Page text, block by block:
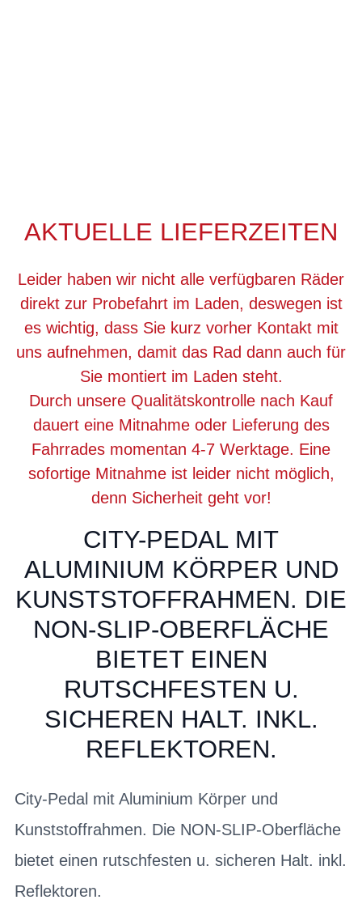
AKTUELLE LIEFERZEITEN
Leider haben wir nicht alle verfügbaren Räder
direkt zur Probefahrt im Laden, deswegen ist
es wichtig, dass Sie kurz vorher Kontakt mit
uns aufnehmen, damit das Rad dann auch für
Sie montiert im Laden steht.
Durch unsere Qualitätskontrolle nach Kauf
dauert eine Mitnahme oder Lieferung des
Fahrrades momentan 4-7 Werktage. Eine
sofortige Mitnahme ist leider nicht möglich,
denn Sicherheit geht vor!
CITY-PEDAL MIT
ALUMINIUM KÖRPER UND
KUNSTSTOFFRAHMEN. DIE
NON-SLIP-OBERFLÄCHE
BIETET EINEN
RUTSCHFESTEN U.
SICHEREN HALT. INKL.
REFLEKTOREN.
City-Pedal mit Aluminium Körper und
Kunststoffrahmen. Die NON-SLIP-Oberfläche
bietet einen rutschfesten u. sicheren Halt. inkl.
Reflektoren.